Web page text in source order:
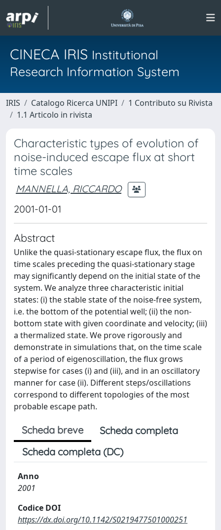
CINECA IRIS Institutional
Research Information System
IRIS Catalogo Ricerca UNIPI
1 Contributo su Rivista
1.1 Articolo in rivista
Characteristic types of evolution of
noise-induced escape flux at short
time scales
MANNELLA, RICCARDO
2001-01-01
Abstract
Unlike the quasi-stationary escape flux, the flux on
time scales preceding the quasi-stationary stage
may significantly depend on the initial state of the
system. We analyze three characteristic initial
states: (i) the stable state of the noise-free system,
i.e. the bottom of the potential well; (ii) the non-
bottom state with given coordinate and velocity; (iii)
a thermalized state. We prove rigorously and
demonstrate in simulations that, on the time scale
of a period of eigenoscillation, the flux grows
stepwise for cases (i) and (iii), and in an oscillatory
manner for case (ii). Different steps/oscillations
correspond to different topologies of the most
probable escape path.
Scheda breve
Scheda completa
Scheda completa (DC)
Anno
2001
Codice DOI
https://dx.doi.org/10.1142/S0219477501000251